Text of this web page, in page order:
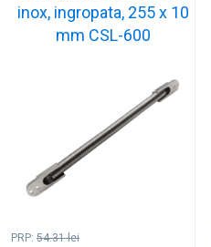
inox, ingropata, 255 x 10
mm CSL-600
PRP: 54.31lei